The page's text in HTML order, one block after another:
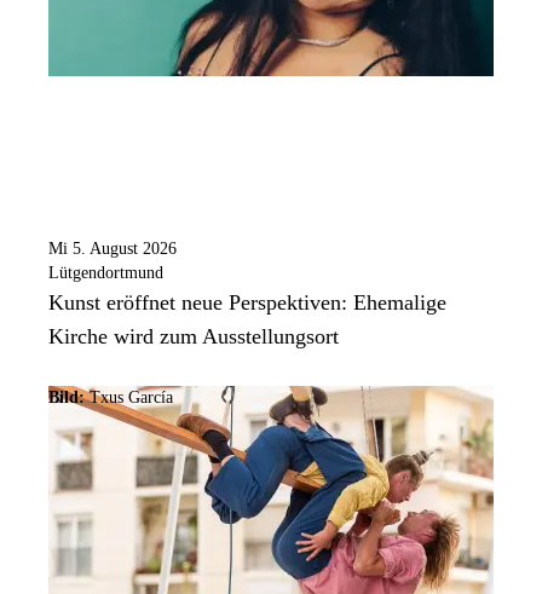
Mi 5. August 2026
Lütgendortmund
Kunst eröffnet neue Perspektiven: Ehemalige
Kirche wird zum Ausstellungsort
Bild: Txus García